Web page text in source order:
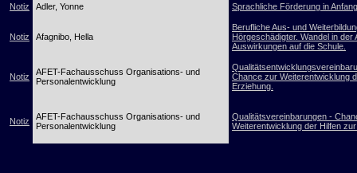
Notiz Adler, Yonne Sprachliche Förderung in
Notiz Afagnibo, Hella
Berufliche Aus- und
Hörgeschädigter. Wandel in der
Auswirkungen auf die Schule.
Notiz
AFET-Fachausschuss Organisations- und
Personalentwicklung
Chance zur Weiterentwicklung
Erziehung.
Notiz
AFET-Fachausschuss Organisations- und
Personalentwicklung
Qualitätsvereinbarungen -
Weiterentwicklung der Hilfen